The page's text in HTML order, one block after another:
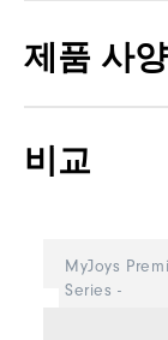
제품 사양
Traction
비교
MyJoys
Series -